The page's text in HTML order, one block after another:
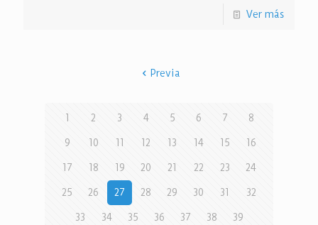
Ver más
Previa
1 2 3 4 5 6 7 8
9 10 11 12 13 14 15 16
17 18 19 20 21 22 23 24
25 26 27 28 29 30 31 32
33 34 35 36 37 38 39